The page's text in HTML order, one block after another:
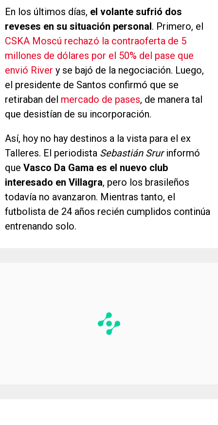
En los últimos días, el volante sufrió dos
reveses en su situación personal . Primero, el
CSKA Moscú rechazó la contraoferta de 5
millones de dólares por el 50% del pase que
envió River y se bajó de la negociación. Luego,
el presidente de Santos confirmó que se
retiraban del mercado de pases, de manera tal
que desistían de su incorporación.
Así, hoy no hay destinos a la vista para el ex
Talleres. El periodista Sebastián Srurinformó
que Vasco Da Gama es el nuevo club
interesado en Villagra, pero los brasileños
todavía no avanzaron. Mientras tanto, el
futbolista de 24 años recién cumplidos continúa
entrenando solo.